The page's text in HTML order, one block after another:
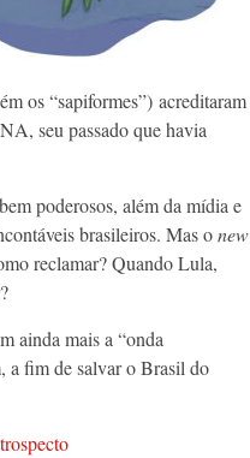
os “sapiformes”) acreditaram
seu passado que havia
poderosos, além da mídia e
brasileiros. Mas onew
reclamar? Quando Lula,
ainda mais a “onda
a fim de salvar o Brasil do